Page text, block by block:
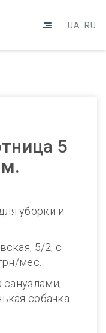
UA RU
5
уборки и
5/2, с
мес.
санузлами,
собачка-